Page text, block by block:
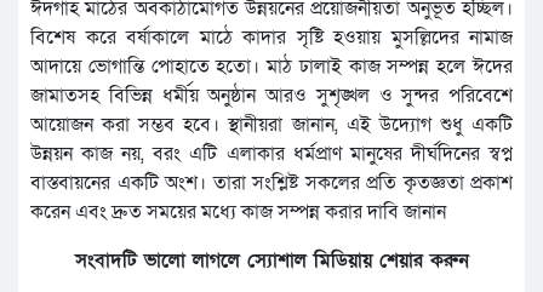
ঈদগাহ মাঠের অবকাঠামোগত উন্নয়নের প্রয়োজনীয়তা অনুভূত হচ্ছিল।
বিশেষ করে বর্ষাকালে মাঠে কাদার সৃষ্টি হওয়ায় মুসল্লিদের নামাজ
আদায়ে ভোগান্তি পোহাতে হতো। মাঠ ঢালাই কাজ সম্পন্ন হলে ঈদের
জামাতসহ বিভিন্ন ধর্মীয় অনুষ্ঠান আরও সুশৃঙ্খল ও সুন্দর পরিবেশে
আয়োজন করা সম্ভব হবে। স্থানীয়রা জানান, এই উদ্যোগ শুধু একটি
উন্নয়ন কাজ নয়, বরং এটি এলাকার ধর্মপ্রাণ মানুষের দীর্ঘদিনের স্বপ্ন
বাস্তবায়নের একটি অংশ। তারা সংশ্লিষ্ট সকলের প্রতি কৃতজ্ঞতা প্রকাশ
করেন এবং দ্রুত সময়ের মধ্যে কাজ সম্পন্ন করার দাবি জানান
সংবাদটি ভালো লাগলে স্যোশাল মিডিয়ায় শেয়ার করুন